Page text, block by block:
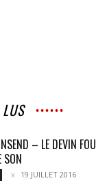
– LE DEVIN FOU
SON
19 JUILLET 2016